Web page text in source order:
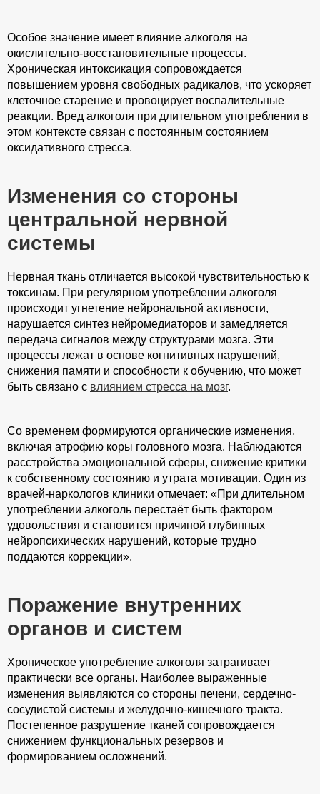
Особое значение имеет влияние алкоголя на
окислительно-восстановительные процессы.
Хроническая интоксикация сопровождается
повышением уровня свободных радикалов, что ускоряет
клеточное старение и провоцирует воспалительные
реакции. Вред алкоголя при длительном употреблении в
этом контексте связан с постоянным состоянием
оксидативного стресса.
Изменения со стороны
центральной нервной
системы
Нервная ткань отличается высокой чувствительностью к
токсинам. При регулярном употреблении алкоголя
происходит угнетение нейрональной активности,
нарушается синтез нейромедиаторов и замедляется
передача сигналов между структурами мозга. Эти
процессы лежат в основе когнитивных нарушений,
снижения памяти и способности к обучению, что может
быть связано с влиянием стресса на мозг.
Со временем формируются органические изменения,
включая атрофию коры головного мозга. Наблюдаются
расстройства эмоциональной сферы, снижение критики
к собственному состоянию и утрата мотивации. Один из
врачей-наркологов клиники отмечает: «При длительном
употреблении алкоголь перестаёт быть фактором
удовольствия и становится причиной глубинных
нейропсихических нарушений, которые трудно
поддаются коррекции».
Поражение внутренних
органов и систем
Хроническое употребление алкоголя затрагивает
практически все органы. Наиболее выраженные
изменения выявляются со стороны печени, сердечно-
сосудистой системы и желудочно-кишечного тракта.
Постепенное разрушение тканей сопровождается
снижением функциональных резервов и
формированием осложнений.